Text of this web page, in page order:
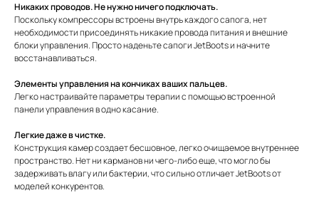
Никаких проводов. Не нужно ничего подключать.
Поскольку компрессоры встроены внутрь каждого сапога, нет
необходимости присоединять никакие провода питания и внешние
блоки управления. Просто наденьте сапоги JetBoots и начните
восстанавливаться.
Элементы управления на кончиках ваших пальцев.
Легко настраивайте параметры терапии с помощью встроенной
панели управления в одно касание.
Легкие даже в чистке.
Конструкция камер создает бесшовное, легко очищаемое внутреннее
пространство. Нет ни карманов ни чего-либо еще, что могло бы
задерживать влагу или бактерии, что сильно отличает JetBoots от
моделей конкурентов.